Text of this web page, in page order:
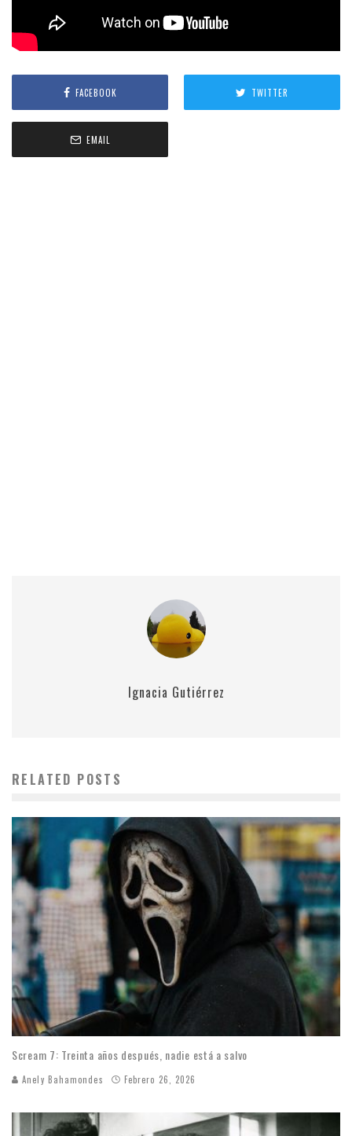
FACEBOOK TWITTER
EMAIL
Ignacia Gutiérrez
RELATED POSTS
Scream 7: Treinta años después, nadie está a salvo
Anely Bahamondes Febrero 26, 2026